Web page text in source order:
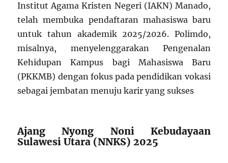
Institut Agama Kristen Negeri (IAKN) Manado,
telah membuka pendaftaran mahasiswa baru
untuk tahun akademik 2025/2026. Polimdo,
misalnya, menyelenggarakan Pengenalan
Kehidupan Kampus bagi Mahasiswa Baru
(PKKMB) dengan fokus pada pendidikan vokasi
sebagai jembatan menuju karir yang sukses
Ajang Nyong Noni Kebudayaan
Sulawesi Utara (NNKS) 2025